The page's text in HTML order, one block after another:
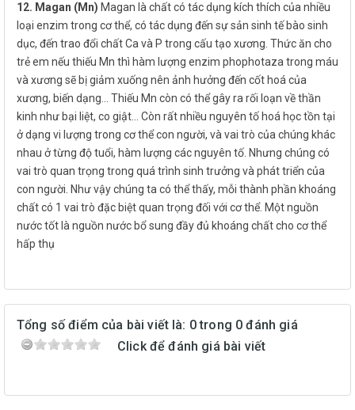
12. Magan (Mn) Magan là chất có tác dụng kích thích của nhiều
loại enzim trong cơ thể, có tác dụng đến sự sản sinh tế bào sinh
dục, đến trao đổi chất Ca và P trong cấu tạo xương. Thức ăn cho
trẻ em nếu thiếu Mn thì hàm lượng enzim phophotaza trong máu
và xương sẽ bị giảm xuống nên ảnh hưởng đến cốt hoá của
xương, biến dạng… Thiếu Mn còn có thể gây ra rối loạn về thần
kinh như bại liệt, co giật… Còn rất nhiều nguyên tố hoá học tồn tại
ở dạng vi lượng trong cơ thể con người, và vai trò của chúng khác
nhau ở từng độ tuổi, hàm lượng các nguyên tố. Nhưng chúng có
vai trò quan trọng trong quá trình sinh trưởng và phát triển của
con người. Như vậy chúng ta có thể thấy, mỗi thành phần khoáng
chất có 1 vai trò đặc biệt quan trọng đối với cơ thể. Một nguồn
nước tốt là nguồn nước bổ sung đầy đủ khoáng chất cho cơ thể
hấp thụ
Tổng số điểm của bài viết là: 0 trong 0 đánh giá
Click để đánh giá bài viết